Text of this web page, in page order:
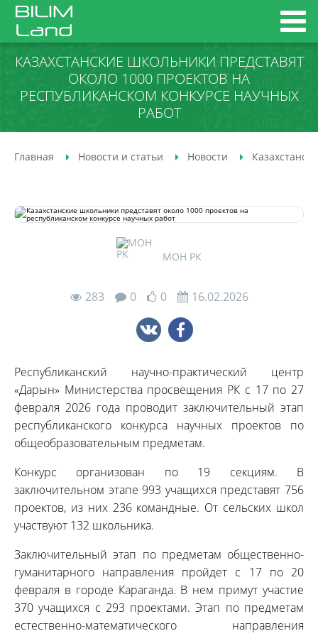
КАЗАХСТАНСКИЕ ШКОЛЬНИКИ ПРЕДСТАВЯТ
ОКОЛО 1000 ПРОЕКТОВ НА
РЕСПУБЛИКАНСКОМ КОНКУРСЕ НАУЧНЫХ
РАБОТ
Главная Новости и статьи Новости
МОН РК
283 0 0 16.02.2026
Республиканский научно-практический центр
«Дарын» Министерства просвещения РК с 17 по 27
февраля 2026 года проводит заключительный этап
республиканского конкурса научных проектов по
общеобразовательным предметам.
Конкурс организован по 19 секциям. В
заключительном этапе 993 учащихся представят 756
проектов, из них 236 командные. От сельских школ
участвуют 132 школьника.
Заключительный этап по предметам общественно-
гуманитарного направления пройдет с 17 по 20
февраля в городе Караганда. В нем примут участие
370 учащихся с 293 проектами. Этап по предметам
естественно-математического направления